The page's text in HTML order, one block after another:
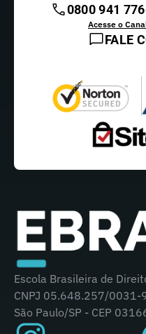
0800 941
Acesse o
FALE
Escola Brasileira de
CNPJ 05.648.257/0031-
São Paulo/SP - CEP